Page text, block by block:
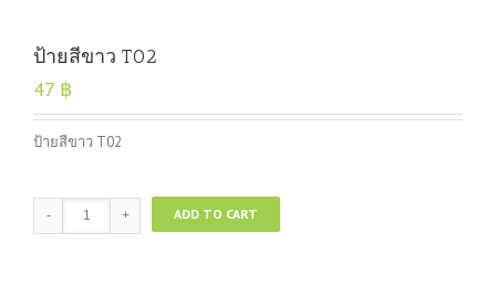
ป้ายสีขาว T02
47 ฿
ป้ายสีขาว T02
ป้ายสี
ขาว
ADD TO CART